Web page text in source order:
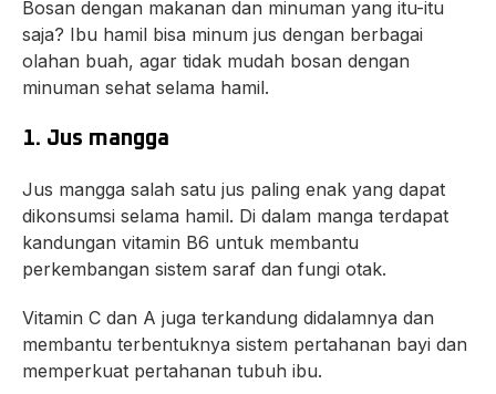
Bosan dengan makanan dan minuman yang itu-itu
saja? Ibu hamil bisa minum jus dengan berbagai
olahan buah, agar tidak mudah bosan dengan
minuman sehat selama hamil.
1. Jus mangga
Jus mangga salah satu jus paling enak yang dapat
dikonsumsi selama hamil. Di dalam manga terdapat
kandungan vitamin B6 untuk membantu
perkembangan sistem saraf dan fungi otak.
Vitamin C dan A juga terkandung didalamnya dan
membantu terbentuknya sistem pertahanan bayi dan
memperkuat pertahanan tubuh ibu.